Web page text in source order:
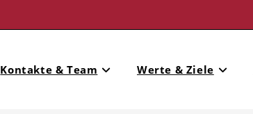
Kontakte & Team Werte & Ziele